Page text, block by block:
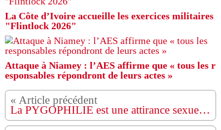
La Côte d’Ivoire accueille les exercices militaires
"Flintlock 2026"
Attaque à Niamey : l’AES affirme que « tous les r
esponsables répondront de leurs actes »
La PYGOPHILIE est une attirance sexuelle prononcée pour le POPOTIN